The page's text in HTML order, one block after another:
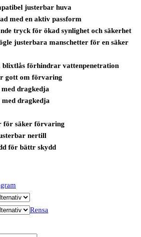
justerbar huva
med en aktiv passform
tryck för ökad synlighet och säkerhet
justerbara manschetter för en säker
blixtlås förhindrar vattenpenetration
gott om förvaring
dragkedja
dragkedja
för säker förvaring
nertill
för bättr skydd
Rensa